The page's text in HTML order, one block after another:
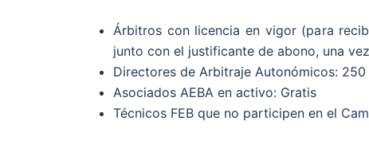
Árbitros con licencia en vigor (para
junto con el justificante de abono, una
Directores de Arbitraje Autonómicos: 250
Asociados AEBA en activo: Gratis
Técnicos FEB que no participen en el